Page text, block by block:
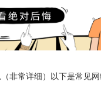
非常详细）以下是常见